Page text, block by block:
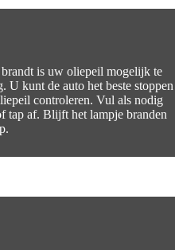
is uw oliepeil mogelijk te
U kunt de auto het beste stoppen
controleren. Vul als nodig
tap af. Blijft het lampje branden